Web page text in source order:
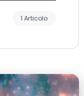
1 Articolo